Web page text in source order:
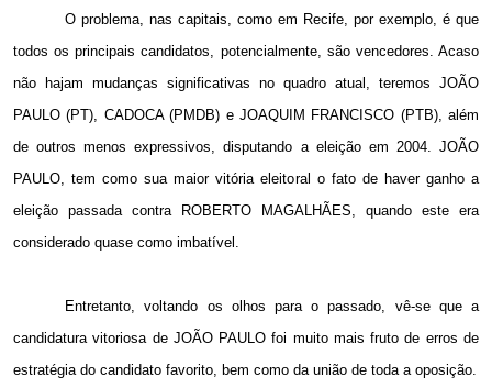
O problema, nas capitais, como em Recife, por exemplo, é que
todos os principais candidatos, potencialmente, são vencedores. Acaso
não hajam mudanças significativas no quadro atual, teremos JOÃO
PAULO (PT), CADOCA (PMDB) e JOAQUIM FRANCISCO (PTB), além
de outros menos expressivos, disputando a eleição em 2004. JOÃO
PAULO, tem como sua maior vitória eleitoral o fato de haver ganho a
eleição passada contra ROBERTO MAGALHÃES, quando este era
considerado quase como imbatível.
Entretanto, voltando os olhos para o passado, vê-se que a
candidatura vitoriosa de JOÃO PAULO foi muito mais fruto de erros de
estratégia do candidato favorito, bem como da união de toda a oposição.